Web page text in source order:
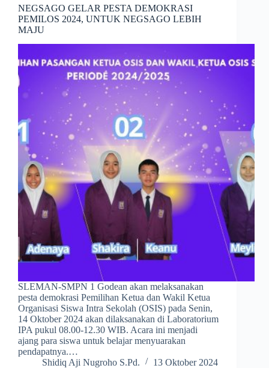
NEGSAGO GELAR PESTA DEMOKRASI
PEMILOS 2024, UNTUK NEGSAGO LEBIH
MAJU
SLEMAN-SMPN 1 Godean akan melaksanakan
pesta demokrasi Pemilihan Ketua dan Wakil Ketua
Organisasi Siswa Intra Sekolah (OSIS) pada Senin,
14 Oktober 2024 akan dilaksanakan di Laboratorium
IPA pukul 08.00-12.30 WIB. Acara ini menjadi
ajang para siswa untuk belajar menyuarakan
pendapatnya.…
Shidiq Aji Nugroho S.Pd.
13 Oktober 2024